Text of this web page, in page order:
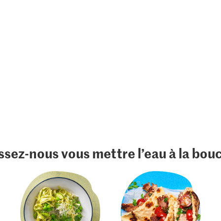
nous vous mettre l’eau à la